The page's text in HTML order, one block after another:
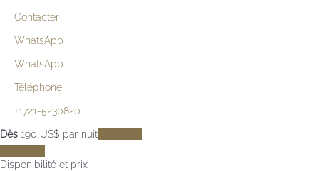
Contacter
WhatsApp
WhatsApp
Téléphone
+1721-5230820
Dès 190 US$ par nuit
Disponibilité et prix